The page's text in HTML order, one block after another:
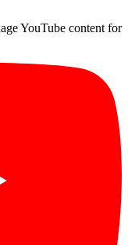
YouTube content for